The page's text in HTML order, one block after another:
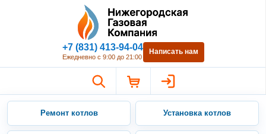
Нижегородская Газовая
+7 (831) 413-94-04
Ежедневно с 9:00 до 21:00
Написать нам
Ремонт котлов Установка котлов